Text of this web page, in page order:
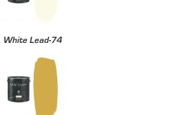
White Lead-74